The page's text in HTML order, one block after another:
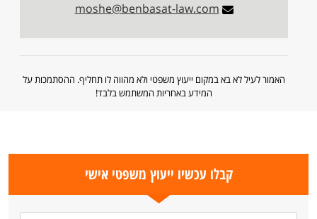
moshe@benbasat-law.com
האמור לעיל לא בא במקום ייעוץ משפטי ולא מהווה לו תחליף. ההסתמכות על
המידע באחריות המשתמש בלבד!
קבלו עכשיו ייעוץ משפטי אישי